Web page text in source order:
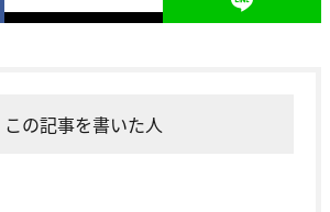
この記事を書いた人